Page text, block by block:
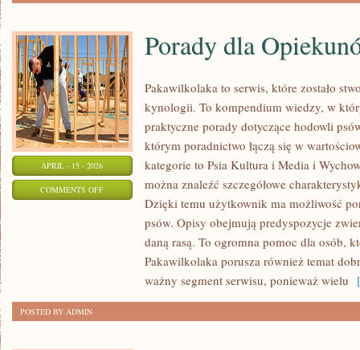
APRIL - 15 - 2026
COMMENTS OFFON
OPIEKUNÓW
Porady dla
Pakawilkolaka to serwis, które zostało
kynologii. To kompendium wiedzy, w
praktyczne porady dotyczące hodowli
którym poradnictwo łączą się w
kategorie to Psia Kultura i Media i
można znaleźć szczegółowe
Dzięki temu użytkownik ma możliwość
psów. Opisy obejmują predyspozycje
daną rasą. To ogromna pomoc dla osób,
Pakawilkolaka porusza również temat
ważny segment serwisu, ponieważ wielu
POSTED BY ADMIN